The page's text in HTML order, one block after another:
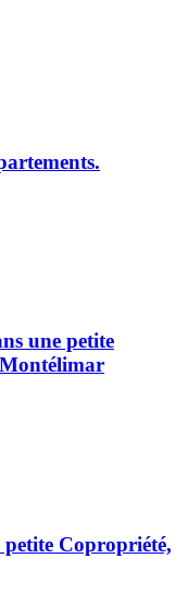
une petite
Copropriété,